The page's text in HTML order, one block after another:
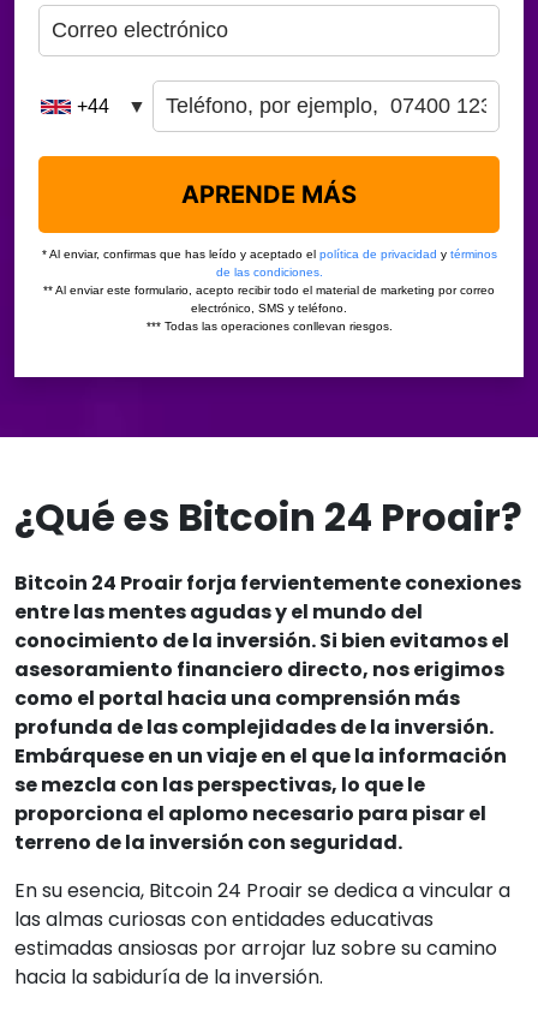
¿Qué es Bitcoin 24 Proair?
Bitcoin 24 Proair forja fervientemente conexiones
entre las mentes agudas y el mundo del
conocimiento de la inversión. Si bien evitamos el
asesoramiento financiero directo, nos erigimos
como el portal hacia una comprensión más
profunda de las complejidades de la inversión.
Embárquese en un viaje en el que la información
se mezcla con las perspectivas, lo que le
proporciona el aplomo necesario para pisar el
terreno de la inversión con seguridad.
En su esencia, Bitcoin 24 Proair se dedica a vincular a
las almas curiosas con entidades educativas
estimadas ansiosas por arrojar luz sobre su camino
hacia la sabiduría de la inversión.